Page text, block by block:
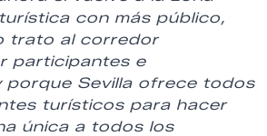
con más público,
trato al corredor
participantes e
porque Sevilla ofrece todos
turísticos para hacer
única a todos los